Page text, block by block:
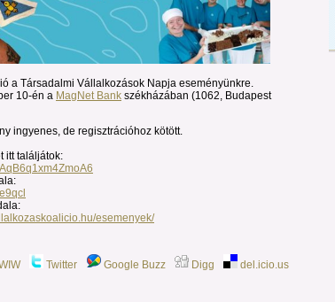
a Társadalmi Vállalkozások Napja eseményünkre.
10-én a MagNet Bank székházában (1062, Budapest
ingyenes, de regisztrációhoz kötött.
itt találjátok:
esemenyek/
Twitter Google Buzz Digg del.icio.us